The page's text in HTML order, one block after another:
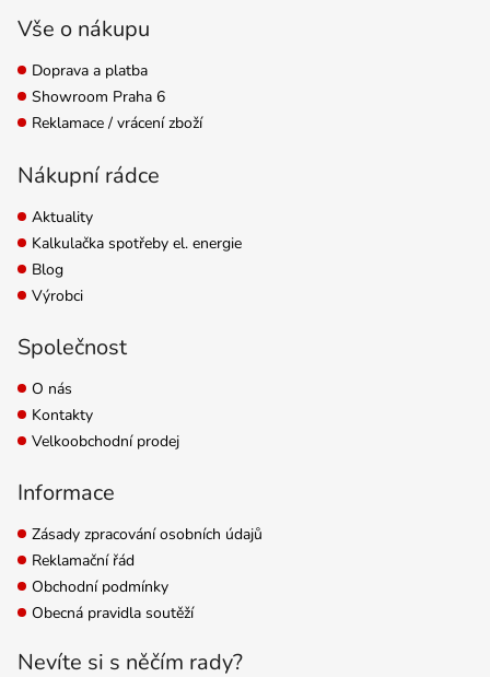
Vše o nákupu
Doprava a platba
Showroom Praha 6
Reklamace / vrácení zboží
Nákupní rádce
Aktuality
Kalkulačka spotřeby el. energie
Blog
Výrobci
Společnost
O nás
Kontakty
Velkoobchodní prodej
Informace
Zásady zpracování osobních údajů
Reklamační řád
Obchodní podmínky
Obecná pravidla soutěží
Nevíte si s něčím rady?